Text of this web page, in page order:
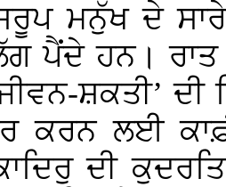
ਮਨੁੱਖ ਦੇ
ਪੈਂਦੇ ਹਨ। ਰਾਤ
ਸ਼ਕਤੀ’
ਕਰਨ ਲਈ
ਦੀ